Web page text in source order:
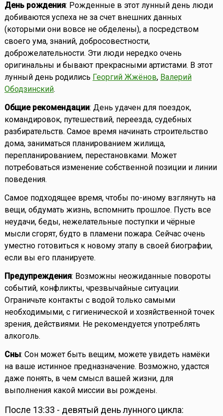
День рождения: Рожденные в этот лунный день люди
добиваются успеха не за счет внешних данных
(которыми они вовсе не обделены), а посредством
своего ума, знаний, добросовестности,
доброжелательности. Эти люди нередко очень
оригинальны и бывают прекрасными артистами. В этот
лунный день родились Георгий Жжёнов, Валерий
Ободзинский.
Общие рекомендации: День удачен для поездок,
командировок, путешествий, переезда, судебных
разбирательств. Самое время начинать строительство
дома, заниматься планированием жилища,
перепланированием, перестановками. Может
потребоваться изменение собственной позиции и линии
поведения.
Самое подходящее время, чтобы по-иному взглянуть на
вещи, обдумать жизнь, вспомнить прошлое. Пусть все
неудачи, беды, нежелательные поступки и чёрные
мысли сгорят, будто в пламени пожара. Сейчас очень
уместно готовиться к новому этапу в своей биографии,
если вы его планируете.
Предупреждения: Возможны неожиданные повороты
событий, конфликты, чрезвычайные ситуации.
Ограничьте контакты с водой только самыми
необходимыми, с гигиенической и хозяйственной точек
зрения, действиями. Не рекомендуется употреблять
алкоголь.
Сны: Сон может быть вещим, можете увидеть намёки
на ваше истинное предназначение. Возможно, удастся
даже понять, в чем смысл вашей жизни, для
выполнения какой миссии вы рождены.
После 13:33 - девятый день лунного цикла: